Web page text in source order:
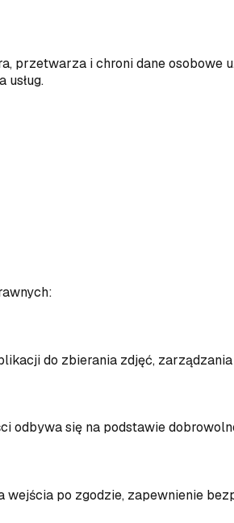
przetwarza i chroni dane
usług.
do zbierania zdjęć,
odbywa się na podstawie
po zgodzie, zapewnienie